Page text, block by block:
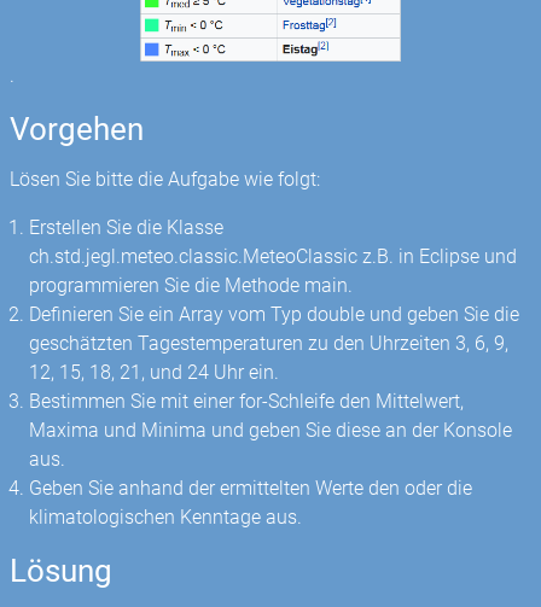
.
Vorgehen
Lösen Sie bitte die Aufgabe wie folgt:
Erstellen Sie die Klasse
ch.std.jegl.meteo.classic.MeteoClassic z.B. in Eclipse und
programmieren Sie die Methode main.
Definieren Sie ein Array vom Typ double und geben Sie die
geschätzten Tagestemperaturen zu den Uhrzeiten 3, 6, 9,
12, 15, 18, 21, und 24 Uhr ein.
Bestimmen Sie mit einer for-Schleife den Mittelwert,
Maxima und Minima und geben Sie diese an der Konsole
aus.
Geben Sie anhand der ermittelten Werte den oder die
klimatologischen Kenntage aus.
Lösung